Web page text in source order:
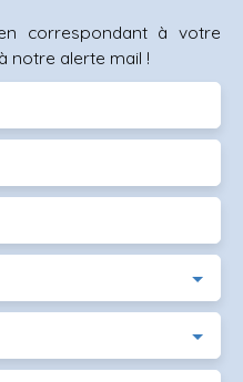
correspondant à votre
notre alerte mail !